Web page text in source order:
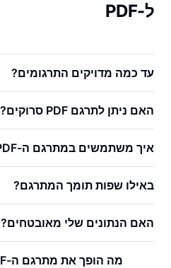
ל-PDF
עד כמה מדויקים התרגומים?
האם ניתן לתרגם PDF סרוקים?
איך משתמשים במתרגם ה-PDF?
באילו שפות תומך המתרגם?
האם הנתונים שלי מאובטחים?